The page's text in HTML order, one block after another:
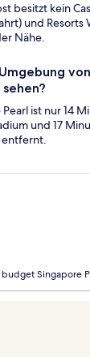
besitzt kein
und Resorts
Nähe.
ist nur 14
und 17
entfernt.
Singapore